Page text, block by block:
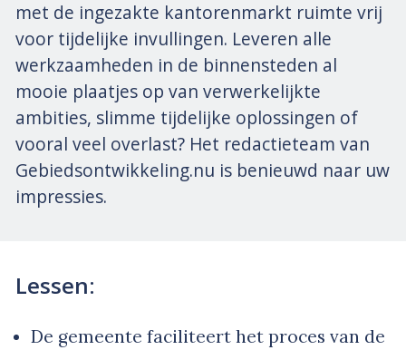
met de ingezakte kantorenmarkt ruimte vrij
voor tijdelijke invullingen. Leveren alle
werkzaamheden in de binnensteden al
mooie plaatjes op van verwerkelijkte
ambities, slimme tijdelijke oplossingen of
vooral veel overlast? Het redactieteam van
Gebiedsontwikkeling.nu is benieuwd naar uw
impressies.
Lessen:
De gemeente faciliteert het proces van de